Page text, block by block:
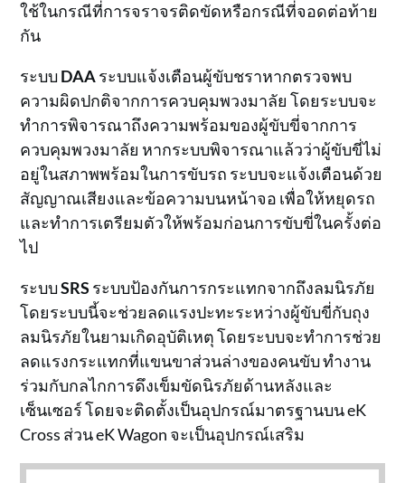
ใช้ในกรณีที่การจราจรติดขัดหรือกรณีที่จอดต่อท้าย
กัน
ระบบDAAระบบแจ้งเตือนผู้ขับชราหากตรวจพบ
ความผิดปกติจากการควบคุมพวงมาลัย โดยระบบจะ
ทำการพิจารณาถึงความพร้อมของผู้ขับขี่จากการ
ควบคุมพวงมาลัย หากระบบพิจารณาแล้วว่าผู้ขับขี่ไม่
อยู่ในสภาพพร้อมในการขับรถ ระบบจะแจ้งเตือนด้วย
สัญญาณเสียงและข้อความบนหน้าจอ เพื่อให้หยุดรถ
และทำการเตรียมตัวให้พร้อมก่อนการขับขี่ในครั้งต่อ
ไป
ระบบSRS ระบบป้องกันการกระแทกจากถึงลมนิรภัย
โดยระบบนี้จะช่วยลดแรงปะทะระหว่างผู้ขับขี่กับถุง
ลมนิรภัยในยามเกิดอุบัติเหตุ โดยระบบจะทำการช่วย
ลดแรงกระแทกที่แขนขาส่วนล่างของคนขับ ทำงาน
ร่วมกับกลไกการดึงเข็มขัดนิรภัยด้านหลังและ
เซ็นเซอร์ โดยจะติดตั้งเป็นอุปกรณ์มาตรฐานบน eK
Cross ส่วน eK Wagon จะเป็นอุปกรณ์เสริม